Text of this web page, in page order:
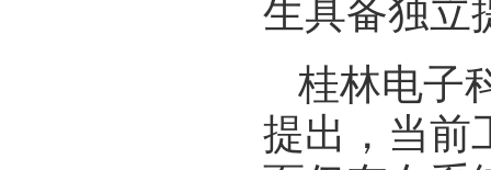
生具备独立
桂林电子
提出，当前